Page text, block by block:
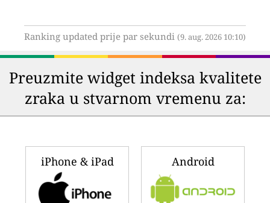
Ranking updated prije par sekundi (9. aug. 2026 10:10)
Preuzmite widget indeksa kvalitete
zraka u stvarnom vremenu za:
iPhone & iPad Android